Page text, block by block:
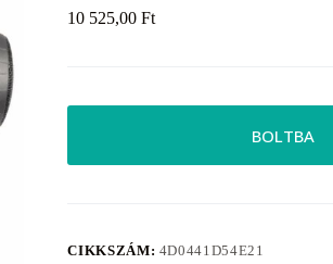
10 525,00Ft
BOLTBA
CIKKSZÁM: 4D0441D54E21